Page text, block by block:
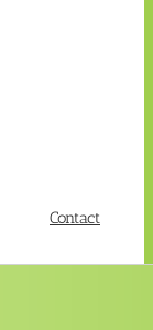
Contact